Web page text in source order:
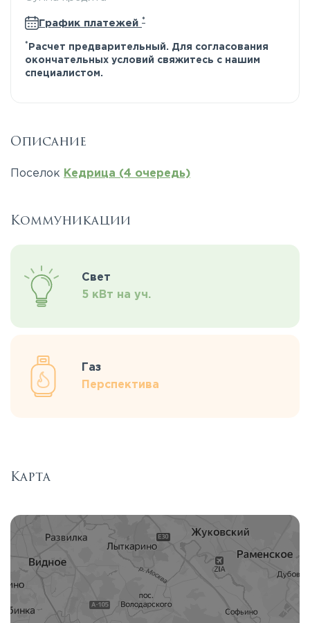
График платежей *
* Расчет предварительный. Для согласования
окончательных условий свяжитесь с нашим
специалистом.
Описание
Поселок Кедрица (4 очередь)
Коммуникации
Свет
5 кВт на уч.
Газ
Перспектива
Карта